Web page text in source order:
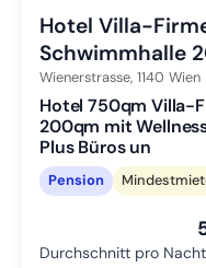
Hotel Villa-
Schwimmhalle
Wienerstrasse, 1140 Wien
Hotel 750qm Villa-
200qm mit
Plus Büros un
Pension
Durchschnitt pro